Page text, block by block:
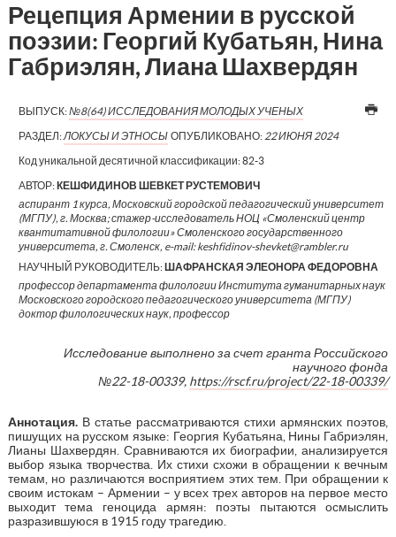
Рецепция Армении в русской
поэзии: Георгий Кубатьян, Нина
Габриэлян, Лиана Шахвердян
ВЫПУСК:№8(64) ИССЛЕДОВАНИЯ МОЛОДЫХ УЧЕНЫХ
РАЗДЕЛ:ЛОКУСЫ И ЭТНОСЫ ОПУБЛИКОВАНО: 22 ИЮНЯ 2024
Код уникальной десятичной классификации:82-3
АВТОР:КЕШФИДИНОВ ШЕВКЕТ РУСТЕМОВИЧ
аспирант 1 курса, Московский городской педагогический университет
(МГПУ), г. Москва; стажер-исследователь НОЦ «Смоленский центр
квантитативной филологии» Смоленского государственного
университета, г. Смоленск, e-mail: keshfidinov-shevket@rambler.ru
НАУЧНЫЙ РУКОВОДИТЕЛЬ:ШАФРАНСКАЯ ЭЛЕОНОРА ФЕДОРОВНА
профессор департамента филологии Института гуманитарных наук
Московского городского педагогического университета (МГПУ)
доктор филологических наук, профессор
Исследование выполнено за счет гранта Российского
научного фонда
№22-18-00339, https://rscf.ru/project/22-18-00339/
Аннотация. В статье рассматриваются стихи армянских поэтов,
пишущих на русском языке: Георгия Кубатьяна, Нины Габриэлян,
Лианы Шахвердян. Сравниваются их биографии, анализируется
выбор языка творчества. Их стихи схожи в обращении к вечным
темам, но различаются восприятием этих тем. При обращении к
своим истокам – Армении – у всех трех авторов на первое место
выходит тема геноцида армян: поэты пытаются осмыслить
разразившуюся в 1915 году трагедию.